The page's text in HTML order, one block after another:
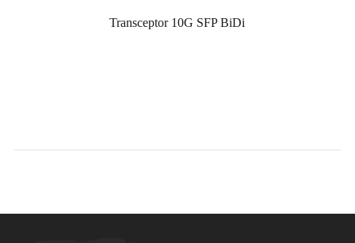
Transceptor 10G SFP BiDi